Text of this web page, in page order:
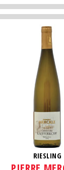
RIESLING